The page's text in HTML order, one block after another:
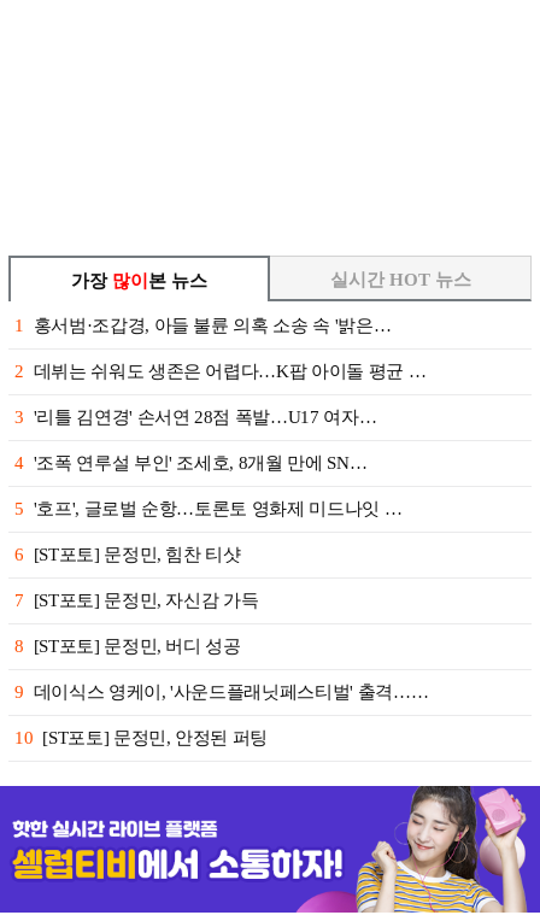
가장 많이 본 뉴스
1 홍서범·조갑경, 아들 불륜 의혹 소송 속 '밝은…
2 데뷔는 쉬워도 생존은 어렵다…K팝 아이돌 평균 …
3 '리틀 김연경' 손서연 28점 폭발…U17 여자…
4 '조폭 연루설 부인' 조세호, 8개월 만에 SN…
5 '호프', 글로벌 순항…토론토 영화제 미드나잇 …
6 [ST포토] 문정민, 힘찬 티샷
7 [ST포토] 문정민, 자신감 가득
8 [ST포토] 문정민, 버디 성공
9 데이식스 영케이, '사운드플래닛페스티벌' 출격……
10 [ST포토] 문정민, 안정된 퍼팅
실시간 HOT 뉴스